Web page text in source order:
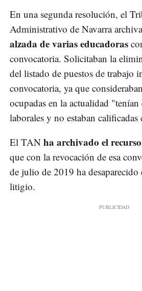
En una segunda resolución, el
Administrativo de Navarra
alzada de varias educadoras
convocatoria. Solicitaban la
del listado de puestos de trabajo
convocatoria, ya que
ocupadas en la actualidad "tenían
laborales y no estaban
El TAN ha archivado el recurso
que con la revocación de esa
de julio de 2019 ha desaparecido
litigio.